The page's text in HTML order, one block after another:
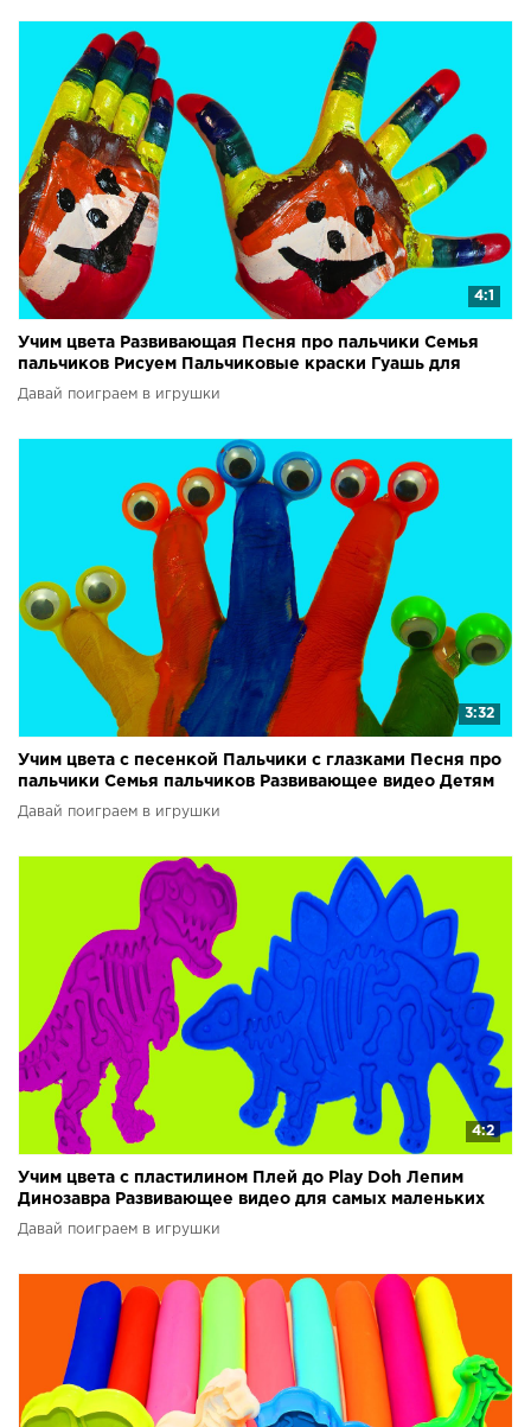
4:1
Учим цвета Развивающая Песня про пальчики Семья
пальчиков Рисуем Пальчиковые краски Гуашь для
детей
Давай поиграем в игрушки
3:32
Учим цвета с песенкой Пальчики с глазками Песня про
пальчики Семья пальчиков Развивающее видео Детям
Давай поиграем в игрушки
4:2
Учим цвета с пластилином Плей до Play Doh Лепим
Динозавра Развивающее видео для самых маленьких
Давай поиграем в игрушки